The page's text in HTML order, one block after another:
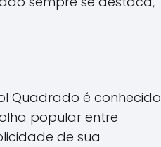
Quadrado é conhecido
popular entre
de sua